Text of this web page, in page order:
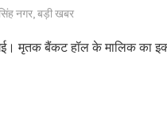
नगर,बड़ी खबर
मृतक बैंकट हॉल के मालिक का